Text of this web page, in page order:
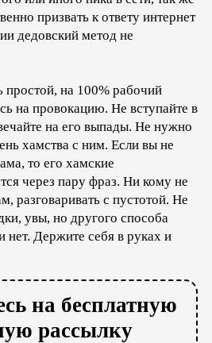
призвать к ответу интернет
дедовский метод не
простой, на 100% рабочий
на провокацию. Не вступайте в
на его выпады. Не нужно
хамства с ним. Если вы не
то его хамские
через пару фраз. Ни кому не
разговаривать с пустотой. Не
увы, но другого способа
нет. Держите себя в руках и
на бесплатную
рассылку